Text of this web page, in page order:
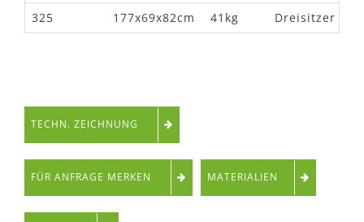
325
177x69x82cm 41kg Dreisitzer mit
TECHN. ZEICHNUNG
FÜR ANFRAGE MERKEN MATERIALIEN